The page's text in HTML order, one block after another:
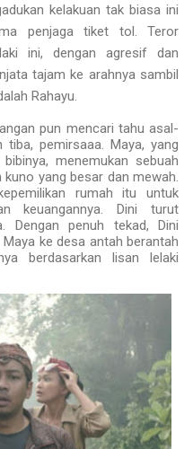
kelakuan tak biasa ini
penjaga tiket tol. Teror
ini, dengan agresif dan
tajam ke arahnya sambil
Rahayu.
pun mencari tahu asal-
pemirsaaa. Maya, yang
menemukan sebuah
yang besar dan mewah.
rumah itu untuk
keuangannya. Dini turut
Dengan penuh tekad, Dini
ke desa antah berantah
berdasarkan lisan lelaki